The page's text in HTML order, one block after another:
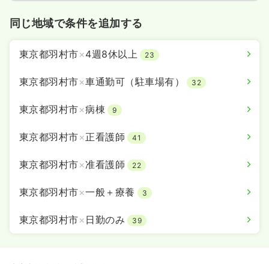
同じ地域で条件を追加する
東京都羽村市×4週8休以上 23
東京都羽村市×車通勤可（駐車場有） 32
東京都羽村市×病棟 9
東京都羽村市×正看護師 41
東京都羽村市×准看護師 22
東京都羽村市×一般＋療養 3
東京都羽村市× 日勤のみ 39